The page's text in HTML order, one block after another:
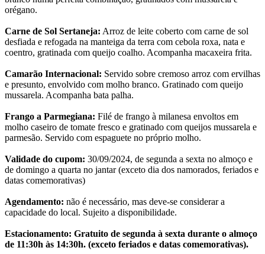
orégano.
Carne de Sol Sertaneja: Arroz de leite coberto com carne de sol
desfiada e refogada na manteiga da terra com cebola roxa, nata e
coentro, gratinada com queijo coalho. Acompanha macaxeira frita.
Camarão Internacional: Servido sobre cremoso arroz com ervilhas
e presunto, envolvido com molho branco. Gratinado com queijo
mussarela. Acompanha bata palha.
Frango a Parmegiana: Filé de frango à milanesa envoltos em
molho caseiro de tomate fresco e gratinado com queijos mussarela e
parmesão. Servido com espaguete no próprio molho.
Validade do cupom: 30/09/2024, de segunda a sexta no almoço e
de domingo a quarta no jantar (exceto dia dos namorados, feriados e
datas comemorativas)
Agendamento: não é necessário, mas deve-se considerar a
capacidade do local. Sujeito a disponibilidade.
Estacionamento: Gratuito de segunda à sexta durante o almoço
de 11:30h às 14:30h. (exceto feriados e datas comemorativas).